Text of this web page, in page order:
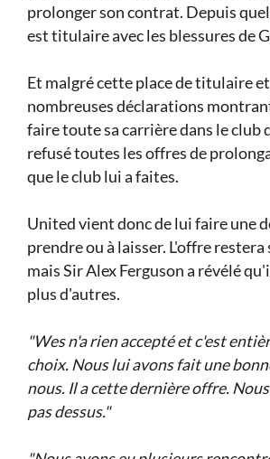
prolonger son contrat. Depuis
est titulaire avec les blessures de
Et malgré cette place de titulaire et
nombreuses déclarations
faire toute sa carrière dans le club
refusé toutes les offres de
que le club lui a faites.
United vient donc de lui faire une
prendre ou à laisser. L'offre restera
mais Sir Alex Ferguson a révélé
plus d'autres.
"Wes n'a rien accepté et c'est
choix. Nous lui avons fait une
nous. Il a cette dernière offre.
pas dessus."